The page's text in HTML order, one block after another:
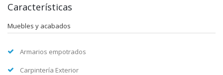
Características
Muebles y acabados
Armarios empotrados
Carpintería Exterior